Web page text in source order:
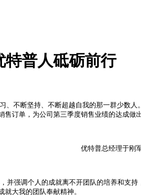
特普人砥砺前行
、不断坚持、不断超越自我的那一群少数人
订单，为公司第三季度销售业绩的达成做
优特普总经理于刚
并强调个人的成就离不开团队的培养和支
大我的团队奉献精神。